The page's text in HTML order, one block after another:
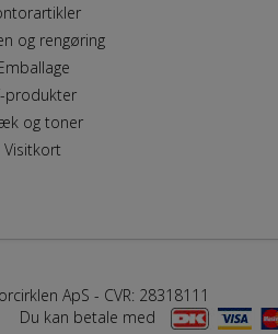
og rengøring
produkter
og toner
Visitkort
ApS - CVR: 28318111
Du kan betale med